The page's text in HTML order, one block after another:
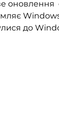
оновлення
до